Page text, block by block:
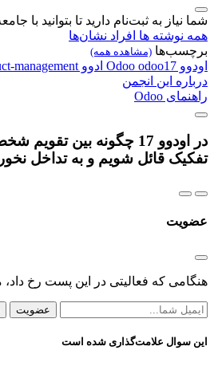
شما نیاز به ثبت‌نام دارید تا بتوانید با
همه نوشته ها افراد نشان‌ها
برچسب‌ها (مشاهده همه)
اودوو Odoo odoo17 ادوو management
درباره این انجمن
راهنمای Odoo
در اودوو 17 چگونه بین
تفکیک قائل شویم و به تداخل
عضویت
هنگامی که فعالیتی در این پست رخ
عضویت
این سوال علامت‌گذاری شده است